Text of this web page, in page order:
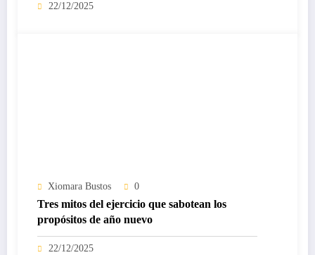
22/12/2025
Xiomara Bustos 0
Tres mitos del ejercicio que sabotean los
propósitos de año nuevo
22/12/2025